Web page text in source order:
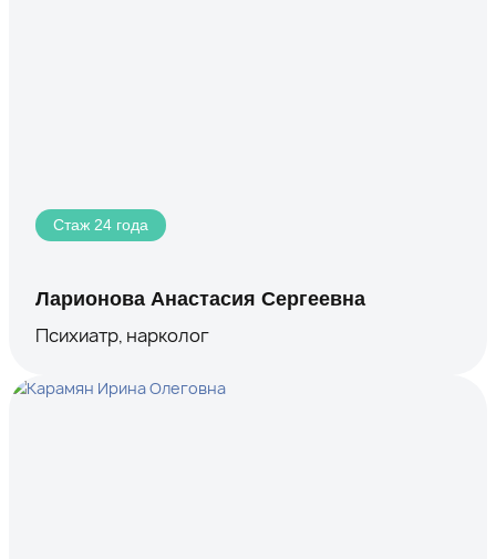
Стаж 24 года
Ларионова Анастасия Сергеевна
Психиатр, нарколог